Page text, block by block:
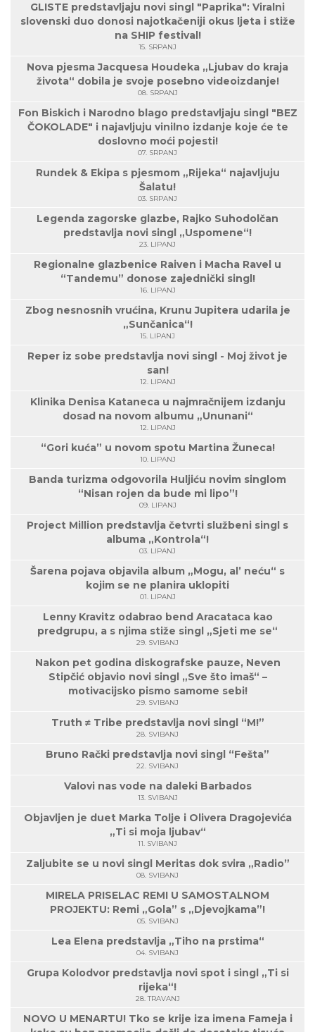
GLISTE predstavljaju novi singl "Paprika": Viralni
slovenski duo donosi najotkačeniji okus ljeta i stiže
na SHIP festival!
15. SRPANJ
Nova pjesma Jacquesa Houdeka „Ljubav do kraja
života“ dobila je svoje posebno videoizdanje!
08. SRPANJ
Fon Biskich i Narodno blago predstavljaju singl "BEZ
ČOKOLADE" i najavljuju vinilno izdanje koje će te
doslovno moći pojesti!
07. SRPANJ
Rundek & Ekipa s pjesmom „Rijeka“ najavljuju
Šalatu!
03. SRPANJ
Legenda zagorske glazbe, Rajko Suhodolčan
predstavlja novi singl „Uspomene“!
23. LIPANJ
Regionalne glazbenice Raiven i Macha Ravel u
“Tandemu” donose zajednički singl!
16. LIPANJ
Zbog nesnosnih vrućina, Krunu Jupitera udarila je
„Sunčanica“!
15. LIPANJ
Reper iz sobe predstavlja novi singl - Moj život je
san!
12. LIPANJ
Klinika Denisa Kataneca u najmračnijem izdanju
dosad na novom albumu „Ununani“
12. LIPANJ
“Gori kuća” u novom spotu Martina Žuneca!
10. LIPANJ
Banda turizma odgovorila Huljiću novim singlom
“Nisan rojen da bude mi lipo”!
09. LIPANJ
Project Million predstavlja četvrti službeni singl s
albuma „Kontrola“!
03. LIPANJ
Šarena pojava objavila album „Mogu, al’ neću“ s
kojim se ne planira uklopiti
01. LIPANJ
Lenny Kravitz odabrao bend Aracataca kao
predgrupu, a s njima stiže singl „Sjeti me se“
29. SVIBANJ
Nakon pet godina diskografske pauze, Neven
Stipčić objavio novi singl „Sve što imaš“ –
motivacijsko pismo samome sebi!
29. SVIBANJ
Truth ≠ Tribe predstavlja novi singl “M!”
28. SVIBANJ
Bruno Rački predstavlja novi singl “Fešta”
22. SVIBANJ
Valovi nas vode na daleki Barbados
13. SVIBANJ
Objavljen je duet Marka Tolje i Olivera Dragojevića
„Ti si moja ljubav“
11. SVIBANJ
Zaljubite se u novi singl Meritas dok svira „Radio”
08. SVIBANJ
MIRELA PRISELAC REMI U SAMOSTALNOM
PROJEKTU: Remi „Gola” s „Djevojkama”!
05. SVIBANJ
Lea Elena predstavlja „Tiho na prstima“
04. SVIBANJ
Grupa Kolodvor predstavlja novi spot i singl „Ti si
rijeka“!
28. TRAVANJ
NOVO U MENARTU! Tko se krije iza imena Fameja i